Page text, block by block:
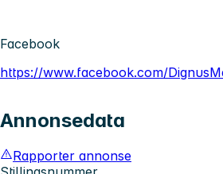
Facebook
https://www.facebook.com/
Annonsedata
Rapporter annonse